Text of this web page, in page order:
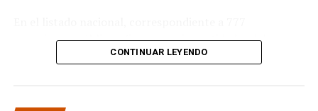
organismos públicos, figuran varias entidades del
Municipalidad de Castro
dentro de la provincia. Le siguen laCorporación
Municipal de Quellón
CONTINUAR LEYENDO